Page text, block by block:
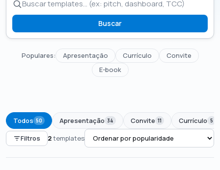
Buscar
Populares: Apresentação Currículo
Convite
E-book
Todos 50 Apresentação 34 Convite 11 Currículo 5
Filtros 2templates